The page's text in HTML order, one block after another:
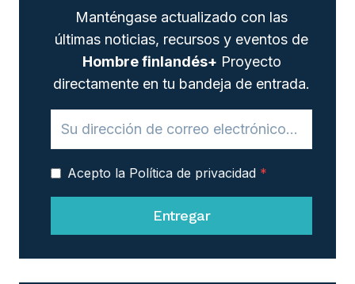
Manténgase actualizado con las
últimas noticias, recursos y eventos de
Hombre finlandés+ Proyecto
directamente en tu bandeja de entrada.
Acepto la Política de privacidad *
Entregar